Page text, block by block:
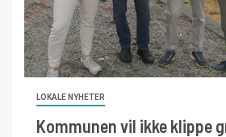
LOKALE NYHETER
Kommunen vil ikke klippe